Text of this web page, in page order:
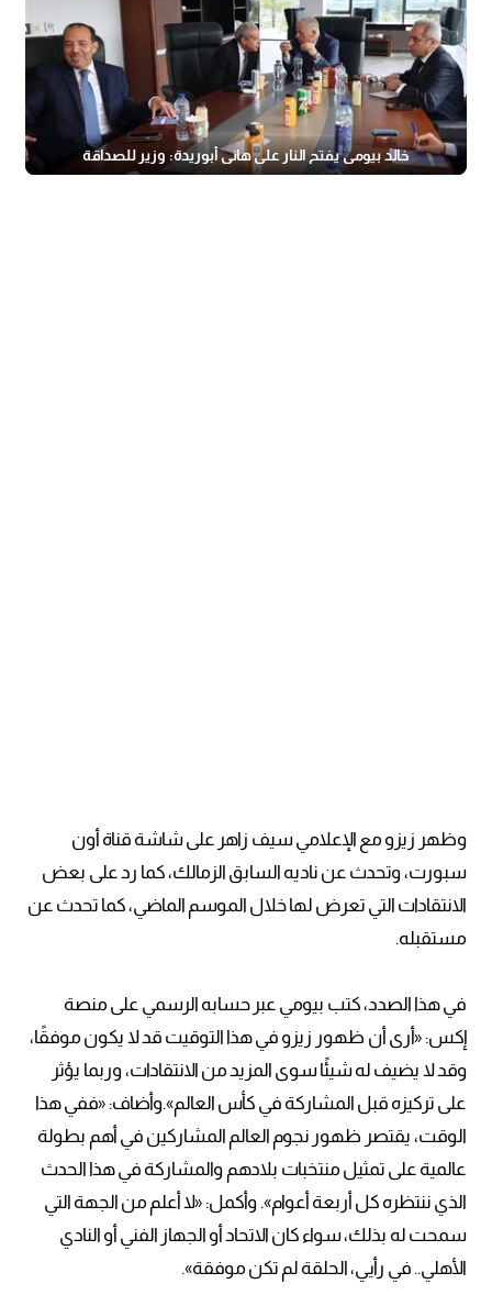
خالد بيومي يفتح النار على هاني أبوريدة: وزير للصداقة
وظهر زيزو مع الإعلامي سيف زاهر على شاشة قناة أون
سبورت، وتحدث عن ناديه السابق الزمالك، كما رد على بعض
الانتقادات التي تعرض لها خلال الموسم الماضي، كما تحدث عن
مستقبله.
في هذا الصدد، كتب بيومي عبر حسابه الرسمي على منصة
إكس: «أرى أن ظهور زيزو في هذا التوقيت قد لا يكون موفقًا،
وقد لا يضيف له شيئًا سوى المزيد من الانتقادات، وربما يؤثر
على تركيزه قبل المشاركة في كأس العالم».وأضاف: «ففي هذا
الوقت، يقتصر ظهور نجوم العالم المشاركين في أهم بطولة
عالمية على تمثيل منتخبات بلادهم والمشاركة في هذا الحدث
الذي ننتظره كل أربعة أعوام». وأكمل: «لا أعلم من الجهة التي
سمحت له بذلك، سواء كان الاتحاد أو الجهاز الفني أو النادي
الأهلي.. في رأيي، الحلقة لم تكن موفقة».